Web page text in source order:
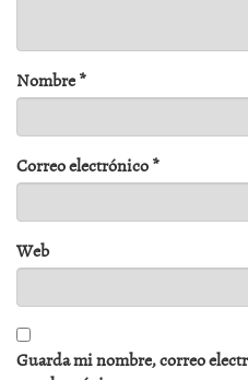
Nombre*
Correo electrónico*
Web
Guarda mi nombre, correo